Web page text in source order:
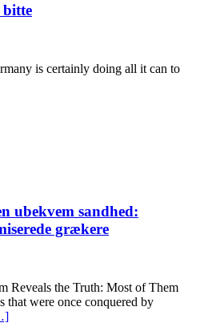
is certainly doing all it can to
ubekvem sandhed:
grækere
Reveals the Truth: Most of Them
that were once conquered by